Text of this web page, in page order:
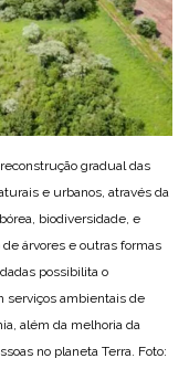
gradual das
e urbanos, através da
biodiversidade, e
árvores e outras formas
possibilita o
serviços ambientais de
além da melhoria da
no planeta Terra. Foto: